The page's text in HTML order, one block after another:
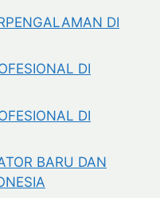
DI
DI
DI
BARU DAN